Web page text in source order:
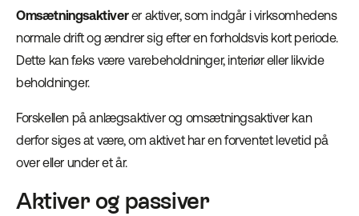
Omsætningsaktiverer aktiver, som indgår i virksomhedens
normale drift og ændrer sig efter en forholdsvis kort periode.
Dette kan f.eks være varebeholdninger, interiør eller likvide
beholdninger.
Forskellen på anlægsaktiver og omsætningsaktiver kan
derfor siges at være, om aktivet har en forventet levetid på
over eller under et år.
Aktiver og passiver